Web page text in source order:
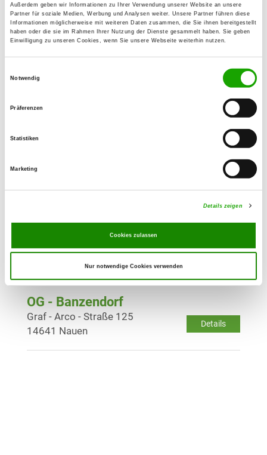
Außerdem geben wir Informationen zu Ihrer Verwendung unserer Website an unsere
Partner für soziale Medien, Werbung und Analysen weiter. Unsere Partner führen diese
Informationen möglicherweise mit weiteren Daten zusammen, die Sie ihnen bereitgestellt
haben oder die sie im Rahmen Ihrer Nutzung der Dienste gesammelt haben. Sie geben
Einwilligung zu unseren Cookies, wenn Sie unsere Webseite weiterhin nutzen.
Notwendig
Präferenzen
Statistiken
Marketing
Details zeigen
Cookies zulassen
Nur notwendige Cookies verwenden
OG - Tangermünde
Schwarzer Weg 3
39590 Tangermünde
OG - Hundesportverein Havelberg
Elbstraße 5
OG - Göttlin
Details
OG - Tangermünder Elbbrücke
Details
Arneburgerstr. 34 H
39590 Tangermünde
OG - Banzendorf
Details
Graf - Arco - Straße 125
14641 Nauen